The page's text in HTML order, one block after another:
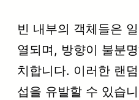
빈 내부의 객체들은
열되며, 방향이 불분
치합니다. 이러한 랜
섭을 유발할 수 있습